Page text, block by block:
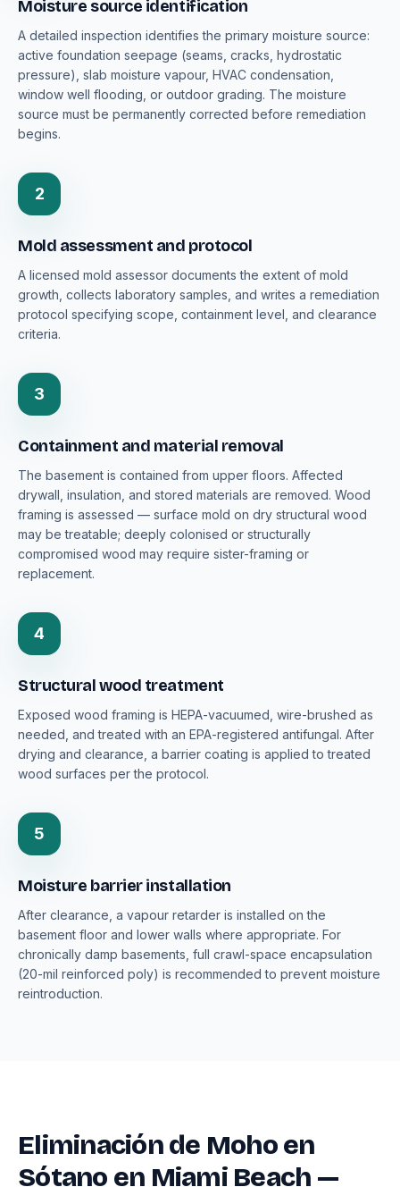
Moisture source identification
A detailed inspection identifies the primary moisture source:
active foundation seepage (seams, cracks, hydrostatic
pressure), slab moisture vapour, HVAC condensation,
window well flooding, or outdoor grading. The moisture
source must be permanently corrected before remediation
begins.
2
Mold assessment and protocol
A licensed mold assessor documents the extent of mold
growth, collects laboratory samples, and writes a remediation
protocol specifying scope, containment level, and clearance
criteria.
3
Containment and material removal
The basement is contained from upper floors. Affected
drywall, insulation, and stored materials are removed. Wood
framing is assessed — surface mold on dry structural wood
may be treatable; deeply colonised or structurally
compromised wood may require sister-framing or
replacement.
4
Structural wood treatment
Exposed wood framing is HEPA-vacuumed, wire-brushed as
needed, and treated with an EPA-registered antifungal. After
drying and clearance, a barrier coating is applied to treated
wood surfaces per the protocol.
5
Moisture barrier installation
After clearance, a vapour retarder is installed on the
basement floor and lower walls where appropriate. For
chronically damp basements, full crawl-space encapsulation
(20-mil reinforced poly) is recommended to prevent moisture
reintroduction.
Eliminación de Moho en
Sótano en Miami Beach —